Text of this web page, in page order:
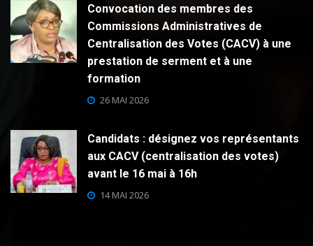
Convocation des membres des
Commissions Administratives de
Centralisation des Votes (CACV) à une
prestation de serment et à une
formation
26 MAI 2026
Candidats : désignez vos représentants
aux CACV (centralisation des votes)
avant le 16 mai à 16h
14 MAI 2026